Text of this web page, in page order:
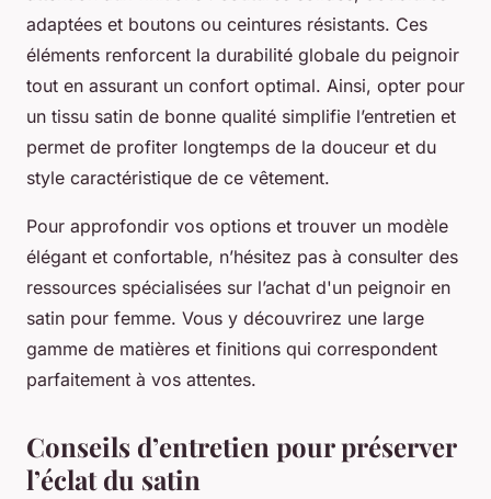
adaptées et boutons ou ceintures résistants. Ces
éléments renforcent la durabilité globale du peignoir
tout en assurant un confort optimal. Ainsi, opter pour
un tissu satin de bonne qualité simplifie l’entretien et
permet de profiter longtemps de la douceur et du
style caractéristique de ce vêtement.
Pour approfondir vos options et trouver un modèle
élégant et confortable, n’hésitez pas à consulter des
ressources spécialisées sur l’achat d'un peignoir en
satin pour femme. Vous y découvrirez une large
gamme de matières et finitions qui correspondent
parfaitement à vos attentes.
Conseils d’entretien pour préserver
l’éclat du satin